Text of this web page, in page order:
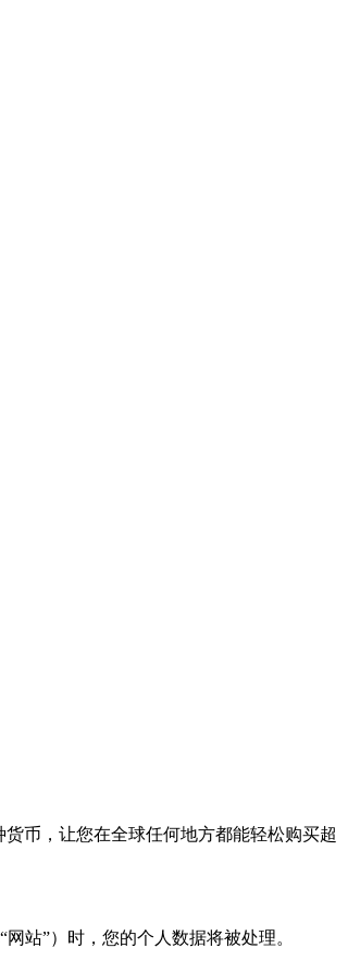
货币，让您在全球任何地方都能轻松购买超
网站”）时，您的个人数据将被处理。